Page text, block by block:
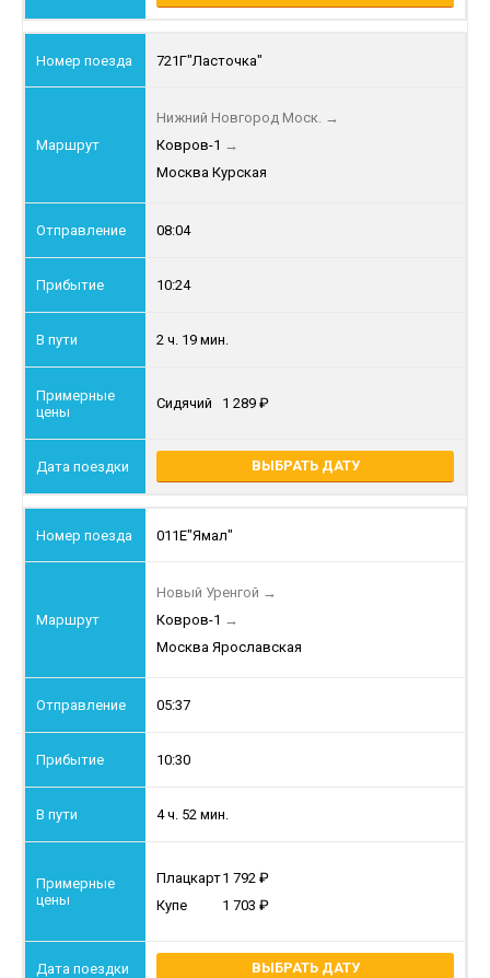
721Г"Ласточка"
Нижний Новгород Моск. →
Ковров-1 →
Москва Курская
08:04
10:24
2 ч. 19 мин.
Сидячий 1 289
ВЫБРАТЬ ДАТУ
011Е"Ямал"
Новый Уренгой →
Ковров-1 →
Москва Ярославская
05:37
10:30
4 ч. 52 мин.
Плацкарт1 792
Купе
1 703
ВЫБРАТЬ ДАТУ